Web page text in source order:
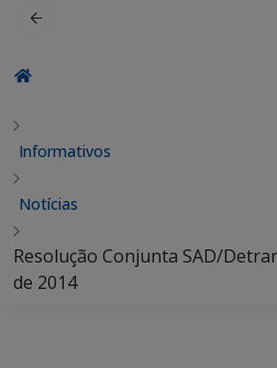
Informativos
Notícias
Resolução Conjunta SAD/
de 2014